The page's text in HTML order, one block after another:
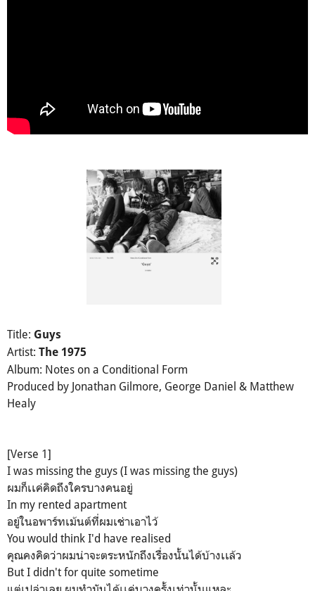
Title: Guys
Artist: The 1975
Album: Notes on a Conditional Form
Produced by Jonathan Gilmore, George Daniel & Matthew
Healy
[Verse 1]
I was missing the guys (I was missing the guys)
ผมก็เเค่คิดถึงใครบางคนอยู่
In my rented apartment
อยู่ในอพาร์ทเม้นต์ที่ผมเช่าเอาไว้
You would think I'd have realised
คุณคงคิดว่าผมน่าจะตระหนักถึงเรื่องนั้นได้บ้างเเล้ว
But I didn't for quite sometime